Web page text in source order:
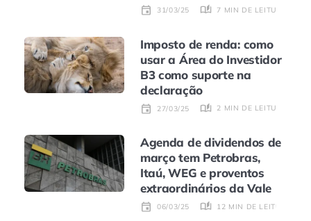
31/03/25 7 MIN DE LEITURA
Imposto de renda: como
usar a Área do Investidor
B3 como suporte na
declaração
27/03/25 2 MIN DE LEITURA
Agenda de dividendos de
março tem Petrobras,
Itaú, WEG e proventos
extraordinários da Vale
06/03/25 12 MIN DE LEITURA